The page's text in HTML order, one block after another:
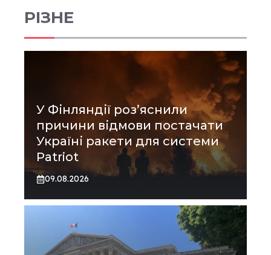
РІЗНЕ
У Фінляндії роз’яснили
причини відмови постачати
Україні ракети для системи
Patriot
09.08.2026